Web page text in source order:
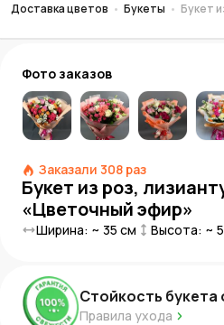
Доставка цветов Букеты Букет
Фото заказов
Заказали 308 раз
Букет из роз,
«Цветочный эфир»
Ширина: ~ 35 см Высота: ~
Стойкость букета
Правила ухода